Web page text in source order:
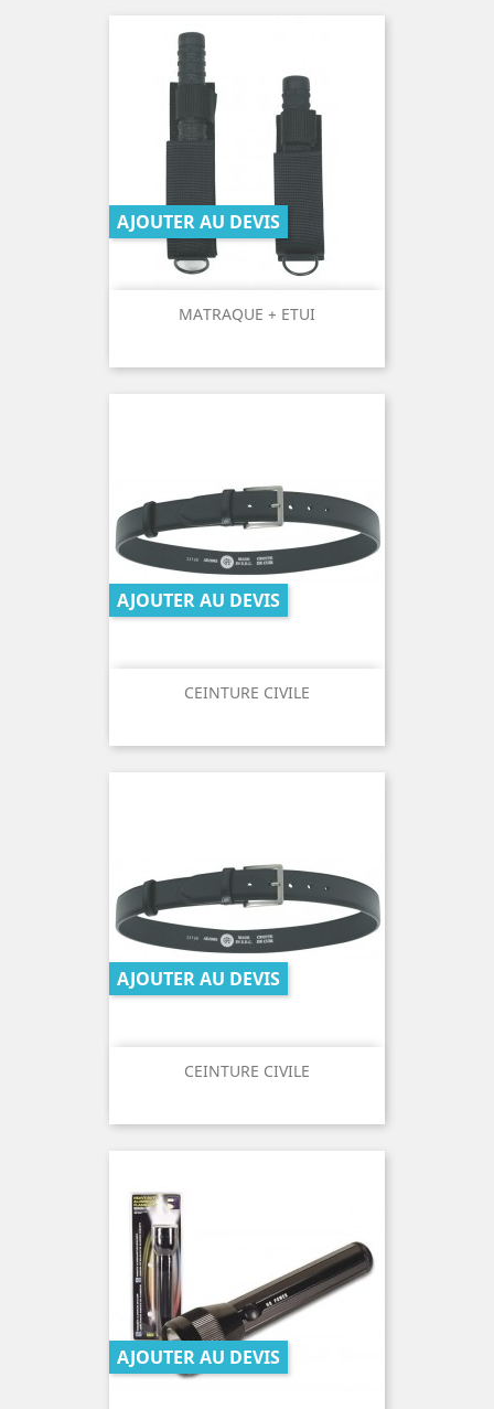
MATRAQUE + ETUI
AJOUTER AU DEVIS
CEINTURE CIVILE
AJOUTER AU DEVIS
CEINTURE CIVILE
AJOUTER AU DEVIS
AJOUTER AU DEVIS